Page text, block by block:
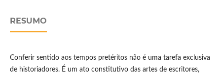
RESUMO
Conferir sentido aos tempos pretéritos não é uma tarefa exclusiva
de historiadores. É um ato constitutivo das artes de escritores,